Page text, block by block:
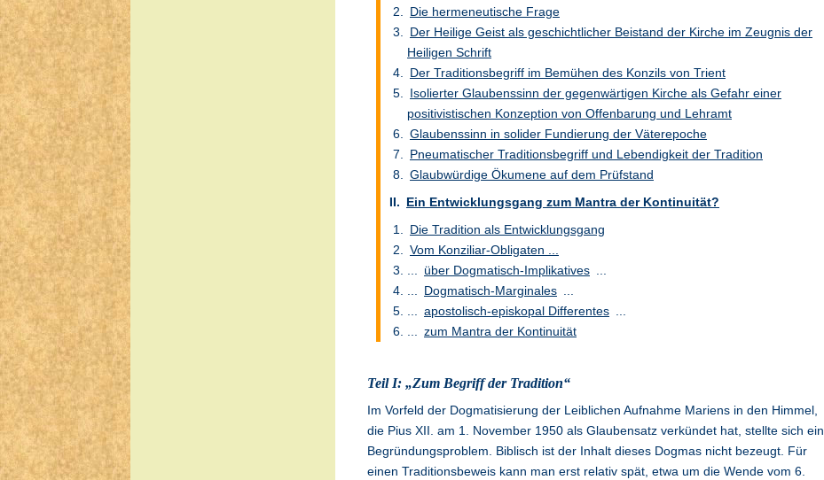
Die hermeneutische Frage
Der Heilige Geist als geschichtlicher Beistand der Kirche im Zeugnis der
Heiligen Schrift
Der Traditionsbegriff im Bemühen des Konzils von Trient
Isolierter Glaubenssinn der gegenwärtigen Kirche als Gefahr einer
positivistischen Konzeption von Offenbarung und Lehramt
Glaubenssinn in solider Fundierung der Väterepoche
Pneumatischer Traditionsbegriff und Lebendigkeit der Tradition
Glaubwürdige Ökumene auf dem Prüfstand
II. Ein Entwicklungsgang zum Mantra der Kontinuität?
Die Tradition als Entwicklungsgang
Vom Konziliar-Obligaten ...
über Dogmatisch-Implikatives
Dogmatisch-Marginales
apostolisch-episkopal Differentes
zum Mantra der Kontinuität
Teil I: „Zum Begriff der Tradition“
Im Vorfeld der Dogmatisierung der Leiblichen Aufnahme Mariens in den Himmel,
die Pius XII. am 1. November 1950 als Glaubensatz verkündet hat, stellte sich ein
Begründungsproblem. Biblisch ist der Inhalt dieses Dogmas nicht bezeugt. Für
einen Traditionsbeweis kann man erst relativ spät, etwa um die Wende vom 6.